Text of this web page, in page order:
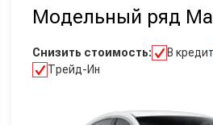
Модельный ряд
Снизить стоимость: В кредит
Трейд-Ин